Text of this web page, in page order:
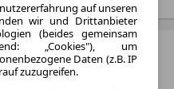
Baujahr:
auf unseren
wir und Drittanbieter
(beides gemeinsam
„Cookies"), um
Daten (z.B. IP
zuzugreifen.